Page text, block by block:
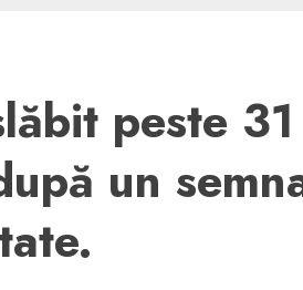
peste 31
un